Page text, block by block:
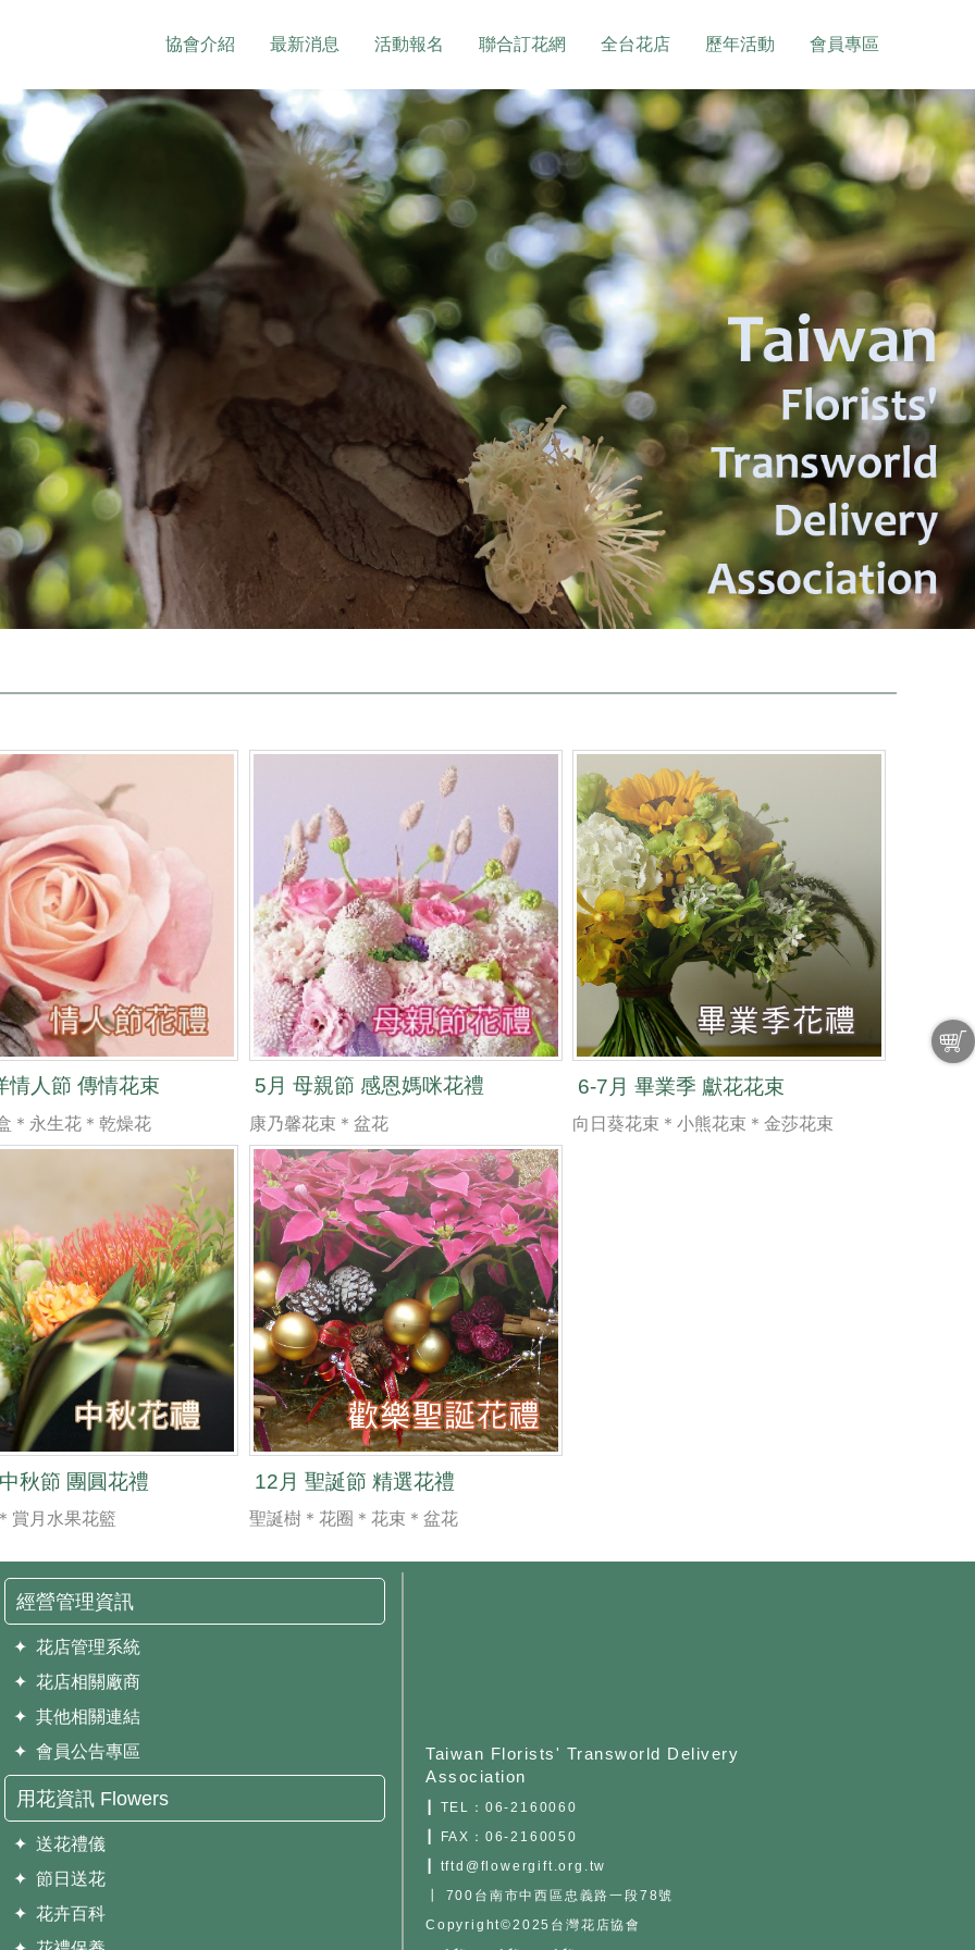
協會介紹 最新消息 活動報名 聯合訂花網 全台花店 歷年活動 會員專區
情人節 傳情花束
＊永生花＊乾燥花
5月 母親節 感恩媽咪花禮
康乃馨花束＊盆花
6-7月 畢業季 獻花花束
向日葵花束＊小熊花束＊金莎花束
秋節 團圓花禮
賞月水果花籃
12月 聖誕節 精選花禮
聖誕樹＊花圈＊花束＊盆花
經營管理資訊
✦ 花店管理系統
✦ 花店相關廠商
✦ 其他相關連結
✦ 會員公告專區
用花資訊 Flowers
✦ 送花禮儀
✦ 節日送花
✦ 花卉百科
Taiwan Florists' Transworld Delivery
Association
┃ TEL： 06-2160060
┃ FAX：06-2160050
┃ tftd@flowergift.org.tw
┃ 700台南市中西區忠義路一段78號
Copyright©2025台灣花店協會